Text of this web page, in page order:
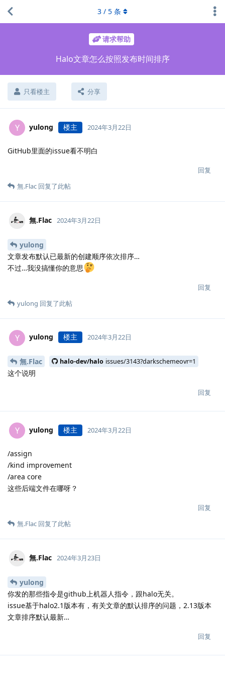
请求帮助
Halo文章怎么按照发布时间排序
只看楼主 分享
3 / 5 条
Y yulong 楼主 2024年3月22日
GitHub里面的issue看不明白
回复
無.​Flac 回复了此帖
無.​Flac 2024年3月22日
yulong
文章发布默认已最新的创建顺序依次排序…
不过…我没搞懂你的意思
回复
yulong 回复了此帖
Y yulong 楼主 2024年3月22日
無.​Flac halo-dev/halo issues/3143?darkschemeovr=1
这个说明
回复
Y yulong 楼主 2024年3月22日
/assign
/kind improvement
/area core
这些后端文件在哪呀？
回复
無.​Flac 回复了此帖
無.​Flac 2024年3月23日
yulong
你发的那些指令是github上机器人指令，跟halo无关。
issue基于halo2.1版本有，有关文章的默认排序的问题，2.13版本
文章排序默认最新…
回复